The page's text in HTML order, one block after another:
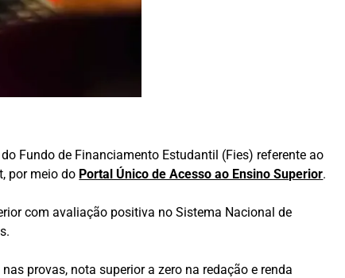
Fundo de Financiamento Estudantil (Fies) referente ao
por meio do Portal Único de Acesso ao Ensino Superior.
com avaliação positiva no Sistema Nacional de
provas, nota superior a zero na redação e renda